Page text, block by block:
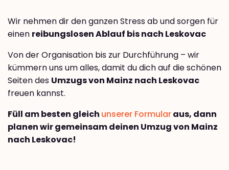
Wir nehmen dir den ganzen Stress ab und sorgen für
einen reibungslosen Ablauf bis nach Leskovac
Von der Organisation bis zur Durchführung – wir
kümmern uns um alles, damit du dich auf die schönen
Seiten des Umzugs von Mainz nach Leskovac
freuen kannst.
Füll am besten gleich unserer Formularaus, dann
planen wir gemeinsam deinen Umzug von Mainz
nach Leskovac!